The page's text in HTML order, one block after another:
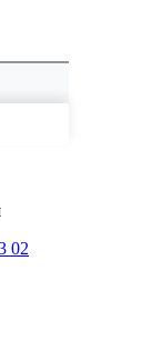
02